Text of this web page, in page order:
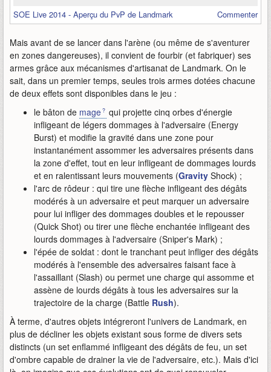
Commenter
SOE Live 2014 - Aperçu du PvP de Landmark
Mais avant de se lancer dans l'arène (ou même de s'aventurer
en zones dangereuses), il convient de fourbir (et fabriquer) ses
armes grâce aux mécanismes d'artisanat de Landmark. On le
sait, dans un premier temps, seules trois armes dotées chacune
de deux effets sont disponibles dans le jeu :
le bâton de mage
qui projette cinq orbes d'énergie
infligeant de légers dommages à l'adversaire (Energy
Burst) et modifie la gravité dans une zone pour
instantanément assommer les adversaires présents dans
la zone d'effet, tout en leur infligeant de dommages lourds
et en ralentissant leurs mouvements (Gravity Shock) ;
l'arc de rôdeur : qui tire une flèche infligeant des dégâts
modérés à un adversaire et peut marquer un adversaire
pour lui infliger des dommages doubles et le repousser
(Quick Shot) ou tirer une flèche enchantée infligeant des
lourds dommages à l'adversaire (Sniper's Mark) ;
l'épée de soldat : dont le tranchant peut infliger des dégâts
modérés à l'ensemble des adversaires faisant face à
l'assaillant (Slash) ou permet une charge qui assomme et
assène de lourds dégâts à tous les adversaires sur la
trajectoire de la charge (Battle Rush).
À terme, d'autres objets intégreront l'univers de Landmark, en
plus de décliner les objets existant sous forme de divers sets
distincts (un set enflammé infligeant des dégâts de feu, un set
d'ombre capable de drainer la vie de l'adversaire, etc.). Mais d'ici